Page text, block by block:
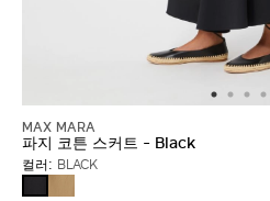
MAX MARA
파지 코튼 스커트 - Black
컬러: BLACK